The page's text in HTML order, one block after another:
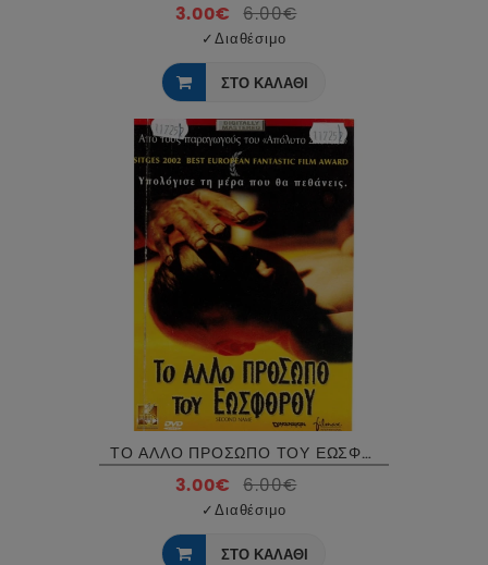
3.00€ 6.00€
✓Διαθέσιμο
ΣΤΟ ΚΑΛΑΘΙ
ΤΟ ΑΛΛΟ ΠΡΟΣΩΠΟ ΤΟΥ ΕΩΣΦΟΡΟΥ - SECOND NAME DVD USED
3.00€ 6.00€
✓Διαθέσιμο
ΣΤΟ ΚΑΛΑΘΙ